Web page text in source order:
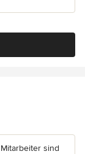
sind